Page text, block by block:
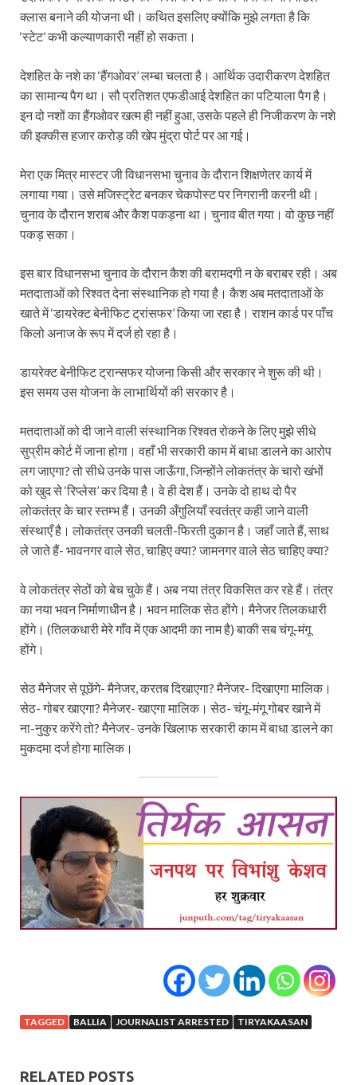
क्लास बनाने की योजना थी। कथित इसलिए क्योंकि मुझे लगता है कि
‘स्टेट’ कभी कल्याणकारी नहीं हो सकता।
देशहित के नशे का ‘हैंगओवर’ लम्बा चलता है। आर्थिक उदारीकरण देशहित
का सामान्य पैग था। सौ प्रतिशत एफडीआई देशहित का पटियाला पैग है।
इन दो नशों का हैंगओवर खत्म ही नहीं हुआ, उसके पहले ही निजीकरण के नशे
की इक्कीस हजार करोड़ की खेप मुंद्रा पोर्ट पर आ गई।
मेरा एक मित्र मास्टर जी विधानसभा चुनाव के दौरान शिक्षणेतर कार्य में
लगाया गया। उसे मजिस्ट्रेट बनकर चेकपोस्ट पर निगरानी करनी थी।
चुनाव के दौरान शराब और कैश पकड़ना था। चुनाव बीत गया। वो कुछ नहीं
पकड़ सका।
इस बार विधानसभा चुनाव के दौरान कैश की बरामदगी न के बराबर रही। अब
मतदाताओं को रिश्वत देना संस्थानिक हो गया है। कैश अब मतदाताओं के
खाते में ‘डायरेक्ट बेनीफिट ट्रांसफर’ किया जा रहा है। राशन कार्ड पर पाँच
किलो अनाज के रूप में दर्ज हो रहा है।
डायरेक्ट बेनीफिट ट्रान्सफर योजना किसी और सरकार ने शुरू की थी।
इस समय उस योजना के लाभार्थियों की सरकार है।
मतदाताओं को दी जाने वाली संस्थानिक रिश्वत रोकने के लिए मुझे सीधे
सुप्रीम कोर्ट में जाना होगा। वहाँ भी सरकारी काम में बाधा डालने का आरोप
लग जाएगा? तो सीधे उनके पास जाऊँगा, जिन्होंने लोकतंत्र के चारो खंभों
को खुद से ‘रिप्लेस’ कर दिया है। वे ही देश हैं। उनके दो हाथ दो पैर
लोकतंत्र के चार स्तम्भ हैं। उनकी अँगुलियाँ स्वतंत्र कही जाने वाली
संस्थाएँ है। लोकतंत्र उनकी चलती-फिरती दुकान है। जहाँ जाते हैं, साथ
ले जाते हैं- भावनगर वाले सेठ, चाहिए क्या? जामनगर वाले सेठ चाहिए क्या?
वे लोकतंत्र सेठों को बेच चुके हैं। अब नया तंत्र विकसित कर रहे हैं। तंत्र
का नया भवन निर्माणाधीन है। भवन मालिक सेठ होंगे। मैनेजर तिलकधारी
होंगे। (तिलकधारी मेरे गाँव में एक आदमी का नाम है) बाकी सब चंगू-मंगू
होंगे।
सेठ मैनेजर से पूछेंगे- मैनेजर, करतब दिखाएगा? मैनेजर- दिखाएगा मालिक।
सेठ- गोबर खाएगा? मैनेजर- खाएगा मालिक। सेठ- चंगू-मंगू गोबर खाने में
ना-नुकुर करेंगे तो? मैनेजर- उनके खिलाफ सरकारी काम में बाधा डालने का
मुकदमा दर्ज होगा मालिक।
TAGGED BALLIA JOURNALIST ARRESTED TIRYAKAASAN
RELATED POSTS